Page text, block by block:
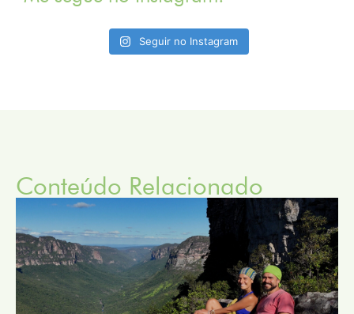
Seguir no Instagram
Conteúdo Relacionado